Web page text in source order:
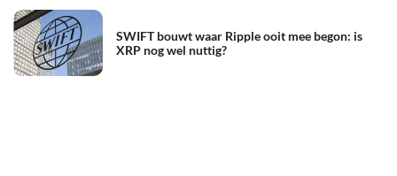
SWIFT bouwt waar Ripple ooit mee begon: is
XRP nog wel nuttig?